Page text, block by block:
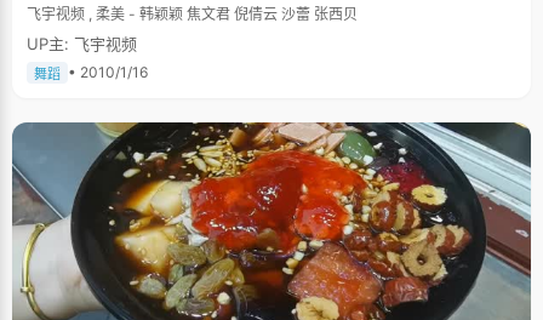
飞宇视频 , 柔美 - 韩颖颖 焦文君 倪倩云 沙蕾 张西贝
UP主: 飞宇视频
舞蹈 • 2010/1/16